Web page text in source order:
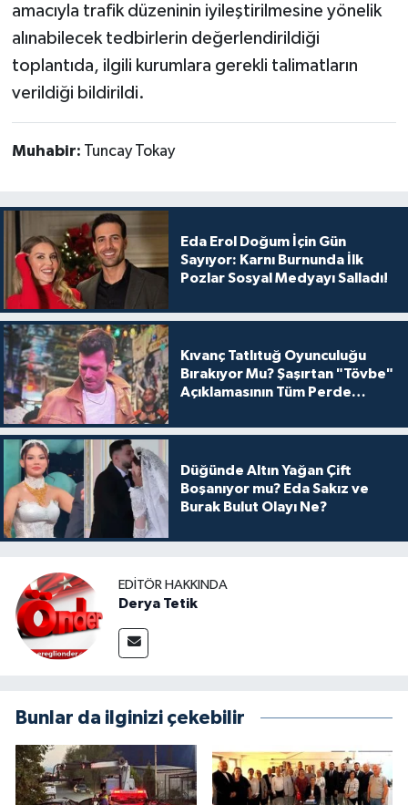
amacıyla trafik düzeninin iyileştirilmesine yönelik
alınabilecek tedbirlerin değerlendirildiği
toplantıda, ilgili kurumlara gerekli talimatların
verildiği bildirildi.
Muhabir: Tuncay Tokay
Eda Erol Doğum İçin Gün
Sayıyor: Karnı Burnunda İlk
Pozlar Sosyal Medyayı Salladı!
Kıvanç Tatlıtuğ Oyunculuğu
Bırakıyor Mu? Şaşırtan "Tövbe"
Açıklamasının Tüm Perde
Düğünde Altın Yağan Çift
Boşanıyor mu? Eda Sakız ve
Burak Bulut Olayı Ne?
EDITÖR HAKKINDA
Derya Tetik
Bunlar da ilginizi çekebilir